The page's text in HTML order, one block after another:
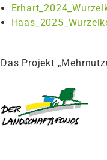
Das Projekt